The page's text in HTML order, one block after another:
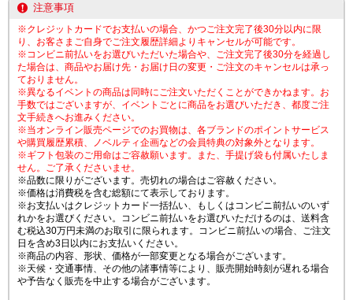
注意事項
※クレジットカードでお支払いの場合、かつご注文完了後30分以内に限
り、お客さまご自身でご注文履歴詳細よりキャンセルが可能です。
※コンビニ前払いをお選びいただいた場合や、ご注文完了後30分を経過し
た場合は、商品やお届け先・お届け日の変更・ご注文のキャンセルは承っ
ておりません。
※異なるイベントの商品は同時にご注文いただくことができかねます。お
手数ではございますが、イベントごとに商品をお選びいただき、都度ご注
文手続きへお進みください。
※当オンライン販売ページでのお買物は、各ブランドのポイントサービス
や購買履歴累積、ノベルティ企画などの会員特典の対象外となります。
※ギフト包装のご用命はご容赦願います。また、手提げ袋も付属いたしま
せん。ご了承くださいませ。
※品数に限りがございます。売切れの場合はご容赦ください。
※価格は消費税を含む総額にて表示しております。
※お支払いはクレジットカード一括払い、もしくはコンビニ前払いのいず
れかをお選びください。コンビニ前払いをお選びいただけるのは、送料含
む税込30万円未満のお取引に限られます。コンビニ前払いの場合、ご注文
日を含め3日以内にお支払いください。
※商品の内容、形状、価格が一部変更となる場合がございます。
※天候・交通事情、その他の諸事情等により、販売開始時刻が遅れる場合
や予告なく販売を中止する場合がございます。